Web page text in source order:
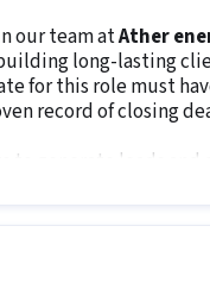
our team atAther
long-lasting
for this role must
record of closing
generate leads and
to client needs.